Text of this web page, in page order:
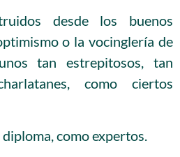
desde los buenos
o la vocinglería de
tan estrepitosos, tan
como ciertos
como expertos.